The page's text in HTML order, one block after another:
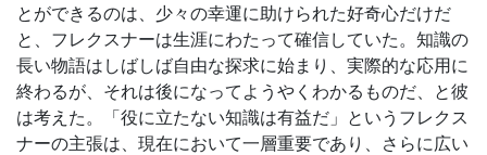
とができるのは、少々の幸運に助けられた好奇心だけだ
と、フレクスナーは生涯にわたって確信していた。知識の
長い物語はしばしば自由な探求に始まり、実際的な応用に
終わるが、それは後になってようやくわかるものだ、と彼
は考えた。「役に立たない知識は有益だ」というフレクス
ナーの主張は、現在において一層重要であり、さらに広い